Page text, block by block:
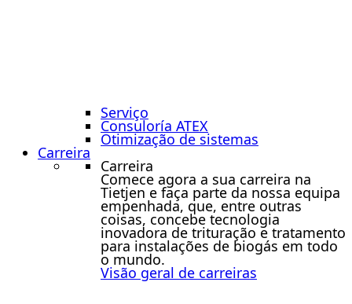
Serviço
Consuloría ATEX
Otimização de sistemas
Carreira
Carreira
Comece agora a sua carreira na
Tietjen e faça parte da nossa equipa
empenhada, que, entre outras
coisas, concebe tecnologia
inovadora de trituração e tratamento
para instalações de biogás em todo
o mundo.
Visão geral de carreiras